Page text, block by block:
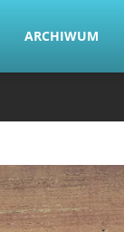
ARCHIWUM